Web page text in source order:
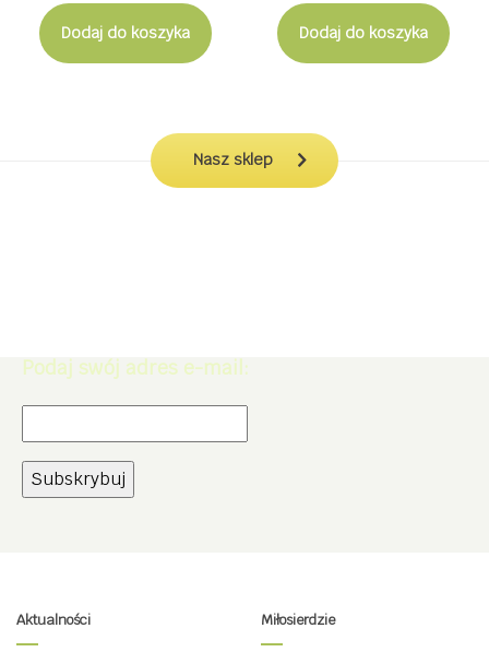
Dodaj do koszyka
wynosiła:
14,99 zł.9,99
Dodaj do koszyka
Nasz sklep
Podaj swój adres e-mail:
Aktualności Miłosierdzie